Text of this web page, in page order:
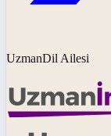
UzmanDil Ailesi